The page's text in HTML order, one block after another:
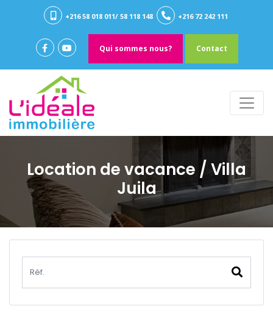
+216 58 018 011/ 58 118 148 +216 72 242 111
Qui sommes nous? Contact
Location de vacance / Villa
Juila